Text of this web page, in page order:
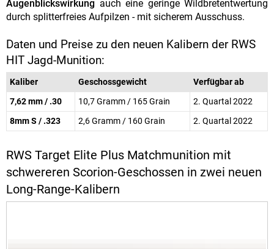
Augenblickswirkung auch eine geringe Wildbretentwertung
durch splitterfreies Aufpilzen - mit sicherem Ausschuss.
Daten und Preise zu den neuen Kalibern der RWS
HIT Jagd-Munition:
Kaliber Geschossgewicht
Verfügbar ab
7,62 mm / .30
10,7 Gramm / 165 Grain
2. Quartal 2022
8mm S / .323
2,6 Gramm / 160 Grain 2. Quartal 2022
RWS Target Elite Plus Matchmunition mit
schwereren Scorion-Geschossen in zwei neuen
Long-Range-Kalibern